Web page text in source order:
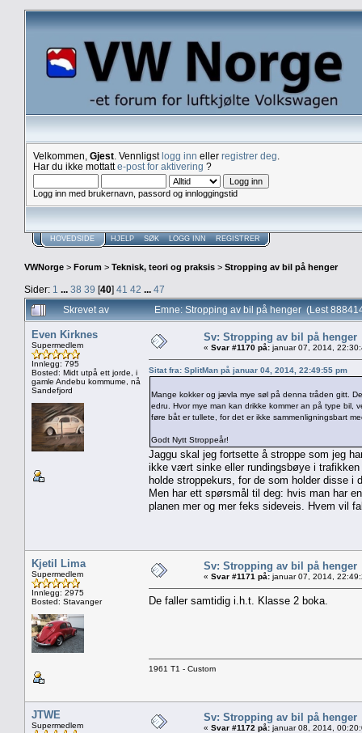
Velkommen, Gjest . Vennligstlogg inn eller registrer deg
Har du ikke mottatte-post for aktivering ?
Logg inn med brukernavn, passord og innloggingstid
HOVEDSIDE HJELP SØK LOGG INN REGISTRER
VWNorge > Forum > Teknisk, teori og praksis > Stropping av bil på henger
Sider: 1 ... 38 39 [40] 41 42 ... 47
Skrevet av
Emne: Stropping av bil på henger (Lest
Even Kirknes
Supermedlem
Innlegg: 795
Bosted: Midt utpå ett jorde, i
gamle Andebu kommume, nå
Sandefjord
Sv: Stropping av bil på henger
« Svar #1170 på: januar 07, 2014,
Sitat fra: SplitMan på januar 04, 2014, 22:49:55 pm
Mange kokker og jævla mye søl på denna tråden gitt.
edru. Hvor mye man kan drikke kommer an på type bil,
føre båt er tullete, for det er ikke sammenligningsbart
Godt Nytt Stroppeår!
Jaggu skal jeg fortsette å stroppe som jeg
ikke vært sinke eller rundingsbøye i
holde stroppekurs, for de som holder disse i
Men har ett spørsmål til deg: hvis man har
planen mer og mer feks sideveis. Hvem vil
Kjetil Lima
Supermedlem
Innlegg: 2975
Bosted: Stavanger
Sv: Stropping av bil på henger
« Svar #1171 på: januar 07, 2014,
De faller samtidig i.h.t. Klasse 2 boka.
1961 T1 - Custom
JTWE
Supermedlem
Sv: Stropping av bil på henger
« Svar #1172 på: januar 08, 2014,